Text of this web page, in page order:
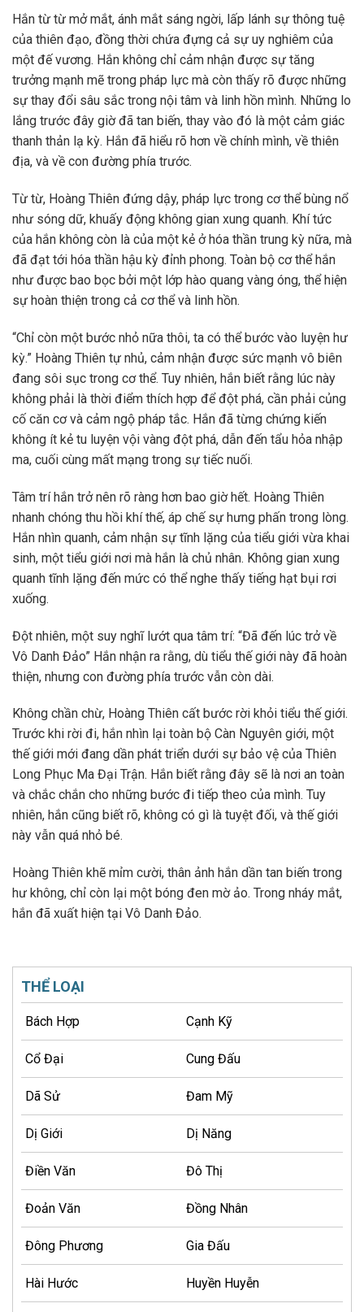
Hắn từ từ mở mắt, ánh mắt sáng ngời, lấp lánh sự thông tuệ
của thiên đạo, đồng thời chứa đựng cả sự uy nghiêm của
một đế vương. Hắn không chỉ cảm nhận được sự tăng
trưởng mạnh mẽ trong pháp lực mà còn thấy rõ được những
sự thay đổi sâu sắc trong nội tâm và linh hồn mình. Những lo
lắng trước đây giờ đã tan biến, thay vào đó là một cảm giác
thanh thản lạ kỳ. Hắn đã hiểu rõ hơn về chính mình, về thiên
địa, và về con đường phía trước.
Từ từ, Hoàng Thiên đứng dậy, pháp lực trong cơ thể bùng nổ
như sóng dữ, khuấy động không gian xung quanh. Khí tức
của hắn không còn là của một kẻ ở hóa thần trung kỳ nữa, mà
đã đạt tới hóa thần hậu kỳ đỉnh phong. Toàn bộ cơ thể hắn
như được bao bọc bởi một lớp hào quang vàng óng, thể hiện
sự hoàn thiện trong cả cơ thể và linh hồn.
“Chỉ còn một bước nhỏ nữa thôi, ta có thể bước vào luyện hư
kỳ.” Hoàng Thiên tự nhủ, cảm nhận được sức mạnh vô biên
đang sôi sục trong cơ thể. Tuy nhiên, hắn biết rằng lúc này
không phải là thời điểm thích hợp để đột phá, cần phải củng
cố căn cơ và cảm ngộ pháp tắc. Hắn đã từng chứng kiến
không ít kẻ tu luyện vội vàng đột phá, dẫn đến tẩu hỏa nhập
ma, cuối cùng mất mạng trong sự tiếc nuối.
Tâm trí hắn trở nên rõ ràng hơn bao giờ hết. Hoàng Thiên
nhanh chóng thu hồi khí thế, áp chế sự hưng phấn trong lòng.
Hắn nhìn quanh, cảm nhận sự tĩnh lặng của tiểu giới vừa khai
sinh, một tiểu giới nơi mà hắn là chủ nhân. Không gian xung
quanh tĩnh lặng đến mức có thể nghe thấy tiếng hạt bụi rơi
xuống.
Đột nhiên, một suy nghĩ lướt qua tâm trí: “Đã đến lúc trở về
Vô Danh Đảo” Hắn nhận ra rằng, dù tiểu thế giới này đã hoàn
thiện, nhưng con đường phía trước vẫn còn dài.
Không chần chừ, Hoàng Thiên cất bước rời khỏi tiểu thế giới.
Trước khi rời đi, hắn nhìn lại toàn bộ Càn Nguyên giới, một
thế giới mới đang dần phát triển dưới sự bảo vệ của Thiên
Long Phục Ma Đại Trận. Hắn biết rằng đây sẽ là nơi an toàn
và chắc chắn cho những bước đi tiếp theo của mình. Tuy
nhiên, hắn cũng biết rõ, không có gì là tuyệt đối, và thế giới
này vẫn quá nhỏ bé.
Hoàng Thiên khẽ mỉm cười, thân ảnh hắn dần tan biến trong
hư không, chỉ còn lại một bóng đen mờ ảo. Trong nháy mắt,
hắn đã xuất hiện tại Vô Danh Đảo.
THỂ LOẠI
Bách Hợp Cạnh Kỹ
Cổ Đại Cung Đấu
Dã Sử Đam Mỹ
Dị Giới Dị Năng
Điền Văn Đô Thị
Đoản Văn Đồng Nhân
Đông Phương Gia Đấu
Hài Hước Huyền Huyễn